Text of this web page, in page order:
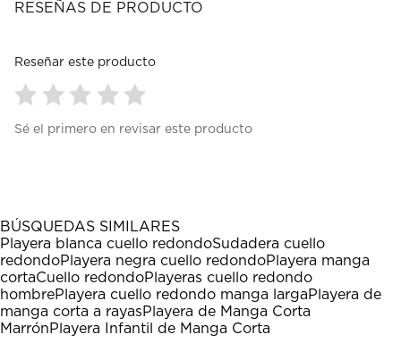
RESEÑAS DE PRODUCTO
Reseñar este producto
para
1
estrella
Esta
acción
abrirá
el
formulario
de
para
estrellas.
Esta
acción
abrirá
el
formulario
de
para
estrellas.
Esta
acción
abrirá
el
formulario
de
para
estrellas.
Esta
acción
abrirá
el
formulario
de
para
estrellas.
Esta
acción
abrirá
el
formulario
de
Sé el primero en revisar este producto
BÚSQUEDAS SIMILARES
Playera blanca cuello redondoSudadera cuello
redondoPlayera negra cuello redondoPlayera manga
cortaCuello redondoPlayeras cuello redondo
hombrePlayera cuello redondo manga largaPlayera de
manga corta a rayasPlayera de Manga Corta
MarrónPlayera Infantil de Manga Corta